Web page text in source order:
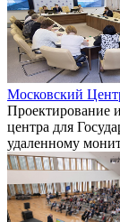
Московский
Проектирование
центра для
удаленному